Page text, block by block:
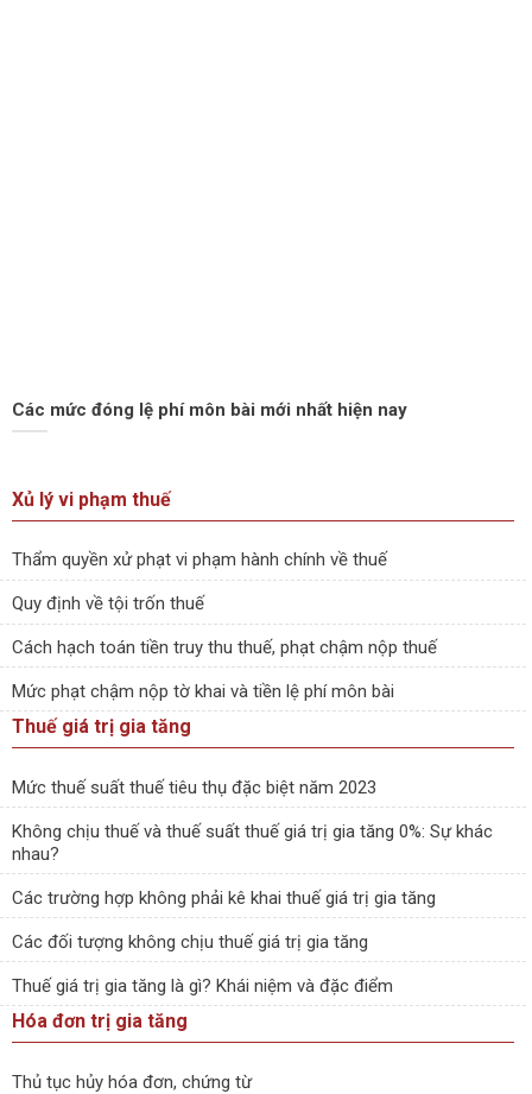
Các mức đóng lệ phí môn bài mới nhất hiện nay
Xủ lý vi phạm thuế
Thẩm quyền xử phạt vi phạm hành chính về thuế
Quy định về tội trốn thuế
Cách hạch toán tiền truy thu thuế, phạt chậm nộp thuế
Mức phạt chậm nộp tờ khai và tiền lệ phí môn bài
Thuế giá trị gia tăng
Mức thuế suất thuế tiêu thụ đặc biệt năm 2023
Không chịu thuế và thuế suất thuế giá trị gia tăng 0%: Sự khác
nhau?
Các trường hợp không phải kê khai thuế giá trị gia tăng
Các đối tượng không chịu thuế giá trị gia tăng
Thuế giá trị gia tăng là gì? Khái niệm và đặc điểm
Hóa đơn trị gia tăng
Thủ tục hủy hóa đơn, chứng từ